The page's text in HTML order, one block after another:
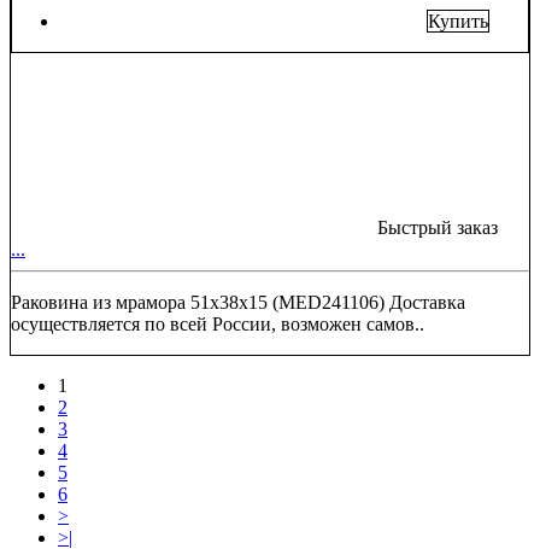
Купить
Быстрый заказ
...
Раковина из мрамора 51х38х15 (MED241106) Доставка
осуществляется по всей России, возможен самов..
1
2
3
4
5
6
>
>|